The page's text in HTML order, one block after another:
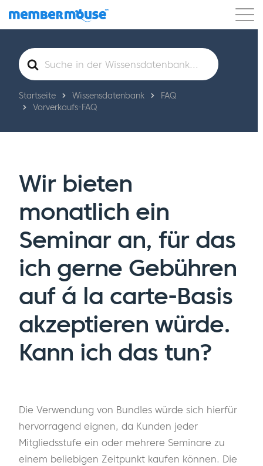
Eigenschaften Kunden Preisgestaltung
Los geht's
Suche
nach
Startseite Wissensdatenbank
FAQ
Vorverkaufs-FAQ
Wir bieten
monatlich ein
Seminar an, für das
ich gerne Gebühren
auf á la carte-Basis
akzeptieren würde.
Kann ich das tun?
Die Verwendung von Bundles würde sich hierfür
hervorragend eignen, da Kunden jeder
Mitgliedsstufe ein oder mehrere Seminare zu
einem beliebigen Zeitpunkt kaufen können. Die